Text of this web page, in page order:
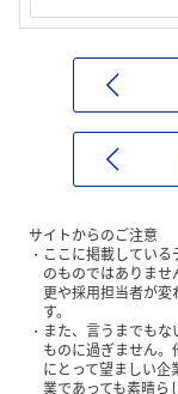
サイトからのご注意
ここに掲載してい
のものではありま
更や採用担当者が変
す。
また、言うまでも
ものに過ぎません
にとって望ましい
業であっても素晴ら